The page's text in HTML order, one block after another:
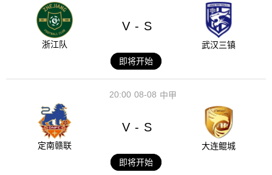
浙江队
V - S
武汉三镇
即将开始
08-08
20:00 中甲
定南赣联
V - S
大连鲲城
即将开始